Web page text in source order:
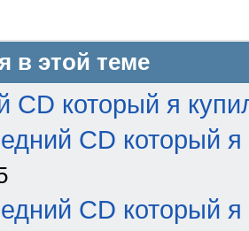
в этой теме
CD который я
CD который я
CD который я